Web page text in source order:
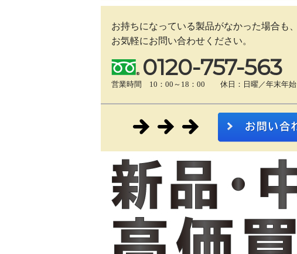
お持ちになっている製品がなかった場合も、
お気軽にお問い合わせください。
0120-757-563
営業時間 10：00～18：00 休日：日曜／年末年始